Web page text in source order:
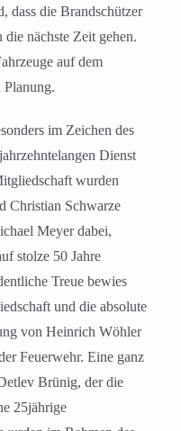
dass die Brandschützer
nächste Zeit gehen.
auf dem
Planung.
im Zeichen des
Dienst
wurden
Christian Schwarze
Meyer dabei,
stolze 50 Jahre
Treue bewies
und die absolute
von Heinrich Wöhler
Feuerwehr. Eine ganz
Brünig, der die
25jährige